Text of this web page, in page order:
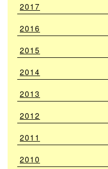
2017
2016
2015
2014
2013
2012
2011
2010